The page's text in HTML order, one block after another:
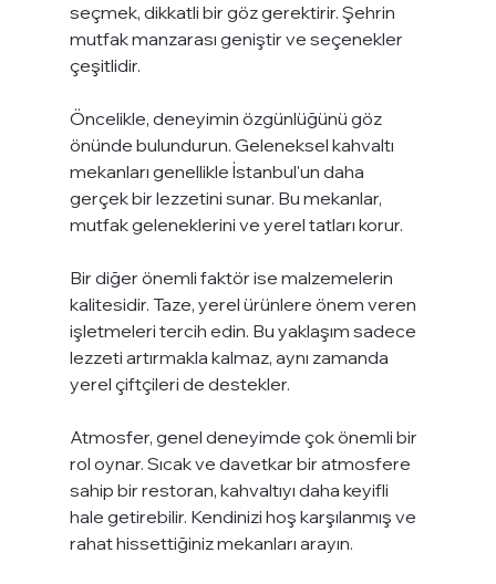
seçmek, dikkatli bir göz gerektirir. Şehrin
mutfak manzarası geniştir ve seçenekler
çeşitlidir.
Öncelikle, deneyimin özgünlüğünü göz
önünde bulundurun. Geleneksel kahvaltı
mekanları genellikle İstanbul'un daha
gerçek bir lezzetini sunar. Bu mekanlar,
mutfak geleneklerini ve yerel tatları korur.
Bir diğer önemli faktör ise malzemelerin
kalitesidir. Taze, yerel ürünlere önem veren
işletmeleri tercih edin. Bu yaklaşım sadece
lezzeti artırmakla kalmaz, aynı zamanda
yerel çiftçileri de destekler.
Atmosfer, genel deneyimde çok önemli bir
rol oynar. Sıcak ve davetkar bir atmosfere
sahip bir restoran, kahvaltıyı daha keyifli
hale getirebilir. Kendinizi hoş karşılanmış ve
rahat hissettiğiniz mekanları arayın.